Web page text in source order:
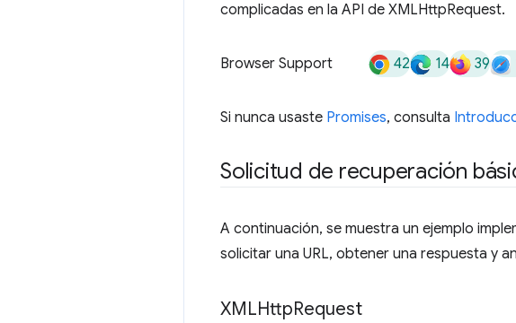
complicadas en la API de XMLHttpRequest.
Browser Support 42 14 39
Si nunca usaste Promises, consulta
Solicitud de recuperación
A continuación, se muestra un ejemplo
solicitar una URL, obtener una respuesta y
XMLHttpRequest